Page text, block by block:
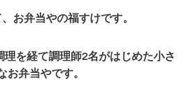
お弁当やの福すけです。
理を経て調理師2名がはじめた小さ
お弁当やです。